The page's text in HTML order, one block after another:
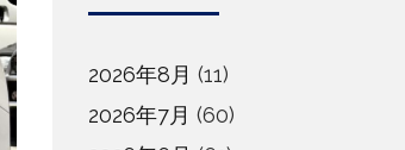
2026年8月 (11)
2026年7月 (60)